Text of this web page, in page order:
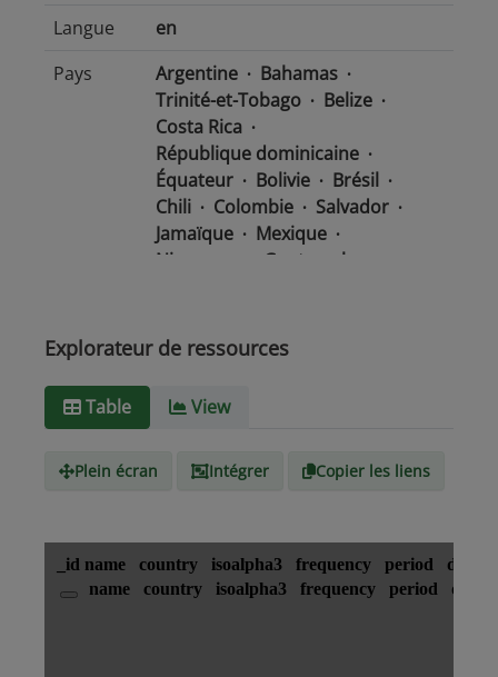
Langue
en
Pays
Argentine
Bahamas
Trinité-et-Tobago
Belize
Costa Rica
République dominicaine
Équateur
Bolivie
Brésil
Chili
Colombie
Salvador
Jamaïque
Mexique
Nicaragua
Guatemala
Venezuela
Barbade
Type de
text/csv
Explorateur de ressources
Table View
Plein écran Intégrer Copier les liens